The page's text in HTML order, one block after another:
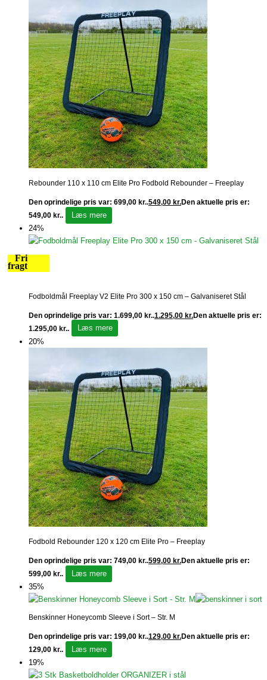
Rebounder 110 x 110 cm Elite Pro Fodbold Rebounder – Freeplay
Den oprindelige pris var: 699,00 kr..549,00 kr.Den aktuelle pris er:
549,00 kr..
Læs mere
24%
Fri
fragt
Fodboldmål Freeplay V2 Elite Pro 300 x 150 cm – Galvaniseret Stål
Den oprindelige pris var: 1.699,00 kr..1.295,00 kr.Den aktuelle pris er:
1.295,00 kr..
Læs mere
20%
Fodbold Rebounder 120 x 120 cm Elite Pro – Freeplay
Den oprindelige pris var: 749,00 kr..599,00 kr.Den aktuelle pris er:
599,00 kr..
Læs mere
35%
Benskinner Honeycomb Sleeve i Sort – Str. M
Den oprindelige pris var: 199,00 kr..129,00 kr.Den aktuelle pris er:
129,00 kr..
Læs mere
19%